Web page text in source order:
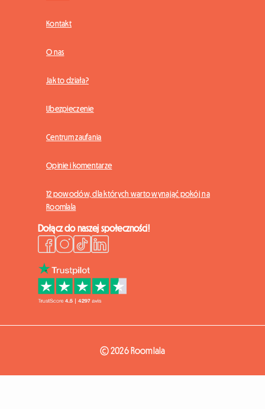
Kontakt
O nas
Jak to działa?
Ubezpieczenie
Centrum zaufania
Opinie i komentarze
12 powodów, dla których warto wynająć pokój na
Roomlala
Dołącz do naszej społeczności!
© 2026 Roomlala